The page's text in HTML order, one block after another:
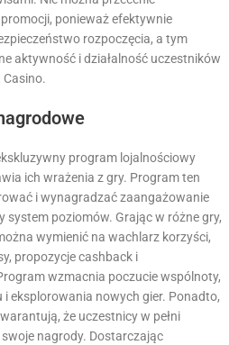
ponieważ efektywnie
rozpoczęcia, a tym
aktywność i działalność uczestników
program lojalnościowy
ich wrażenia z gry. Program ten
i wynagradzać zaangażowanie
poziomów. Grając w różne gry,
wymienić na wachlarz korzyści,
propozycje cashback i
wzmacnia poczucie wspólnoty,
eksplorowania nowych gier. Ponadto,
że uczestnicy w pełni
nagrody. Dostarczając